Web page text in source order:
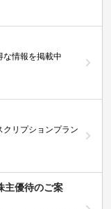
な情報を掲載中
リプションプラン
主優待のご案